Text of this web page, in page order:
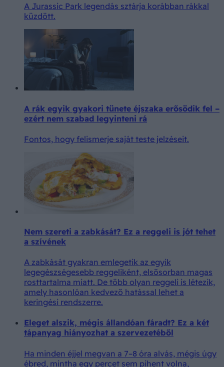
A Jurassic Park legendás sztárja korábban rákkal
küzdött.
A rák egyik gyakori tünete éjszaka erősödik fel –
ezért nem szabad legyinteni rá
Fontos, hogy felismerje saját teste jelzéseit.
Nem szereti a zabkását? Ez a reggeli is jót tehet
a szívének
A zabkását gyakran emlegetik az egyik
legegészségesebb reggeliként, elsősorban magas
rosttartalma miatt. De több olyan reggeli is létezik,
amely hasonlóan kedvező hatással lehet a
keringési rendszerre.
Eleget alszik, mégis állandóan fáradt? Ez a két
tápanyag hiányozhat a szervezetéből
Ha minden éjjel megvan a 7–8 óra alvás, mégis úgy
ébred, mintha egy percet sem pihent volna,